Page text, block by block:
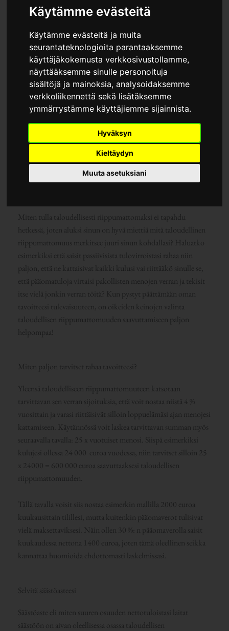
Käytämme evästeitä
Käytämme evästeitä ja muita
seurantateknologioita parantaaksemme
käyttäjäkokemusta verkkosivustollamme,
näyttääksemme sinulle personoituja
sisältöjä ja mainoksia, analysoidaksemme
verkkoliikennettä sekä lisätäksemme
ymmärrystämme käyttäjiemme sijainnista.
Hyväksyn
Kieltäydyn
Muuta asetuksiani
Miten tulla taloudellisesti riippumattomaksi – se on asia on
askarruttanut minua ja monia muita vapaammasta elämästä
kaavailevia ihmisiä viime vuosina. Tie tähän vapaampaan tilaan,
missä työtä ei enää tarvitsisi tehdä rahan takia, ei todellakaan ole
helppo ja nopea. Sinne löytyy kuitenkin oivia suuntaviittoja,
joita seuraamalla oikean mielentilan, päättäväisyyden ja hyvän
suunnittelun siivittämänä voit saavuttaa haluamasi tavoitteen
aikanaan. Tässä kirjoituksessa esittelen ne kulmakivet, joiden
avulla voit rakentaa mieleisesi vapauden linnakkeen – oletko
valmis muutokseen?
Miten tulla taloudellisesti riippumattomaksi ei tapahdu
hetkessä, joten aluksi sinun on hyvä miettiä mitä taloudellinen
riippumattomuus merkitsee juuri sinun kohdallasi? Haluatko
esimerkiksi että saisit passiivisista tulovirroistasi rahaa niin
paljon, että ne kattaisivat kaikki kulusi vai riittääkö sinulle se,
että pääomatuloja virtaisi pakollisten menojen verran ja tekisit
itse vielä jonkin verran töitä? Kun pystyt päättämään oman
tavoitteesi tulevaisuuteen, on oikeiden keinojen valinta
taloudellisen riippumattomuuden saavuttamiseen paljon
helpompaa!
Miten paljon tarvitset rahaa tavoitteesi?
Yleensä taloudelliseen riippumattomuuteen katsotaan
tarvittavan sen verran sijoituksia, että voit nostaa niistä 4 %
vuosittain ja varasi riittäisivät silloin loppuelämäsi ajan menojesi
kattamiseen. Käytännössä voit laskea tarvittavan summan myös
seuraavalla tavalla: 25 x vuotuiset menosi. Siispä esimerkiksi
kulujesi ollessa 24 000 euroa vuodessa, niin tarvitset silloin 25
x 24000 = 600 000 euroa saavuttaaksesi taloudellisen
riippumattomuuden.
Tällä tavalla voisit siis nostaa esimerkin mallilla 2000 euroa
kuukausittain tilillesi, mutta kuitenkin pääomaverot tulisivat
vielä maksettaviksesi. Näin ollen 30 %: n pääomaverolla saisit
kuukaudessa nettona 1400 euroa, joten tämä oleellinen seikka
kannattaa huomioida ehdottomasti laskelmissasi.
Selvitä säästöasteesi
Säästöaste eli miten suuren osuuden nettotuloistasi laitat
säästöön on aivan oleellisessa osassa taloudellisen